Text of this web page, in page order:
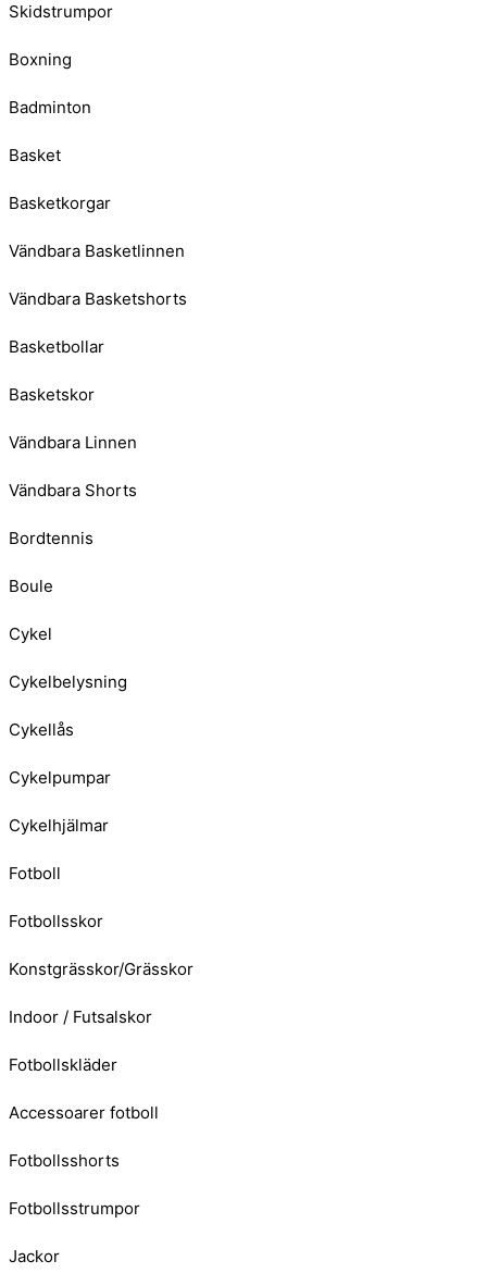
Skidstrumpor
Boxning
Badminton
Basket
Basketkorgar
Vändbara Basketlinnen
Vändbara Basketshorts
Basketbollar
Basketskor
Vändbara Linnen
Vändbara Shorts
Bordtennis
Boule
Cykel
Cykelbelysning
Cykellås
Cykelpumpar
Cykelhjälmar
Fotboll
Fotbollsskor
Konstgrässkor/Grässkor
Indoor / Futsalskor
Fotbollskläder
Accessoarer fotboll
Fotbollsshorts
Fotbollsstrumpor
Jackor